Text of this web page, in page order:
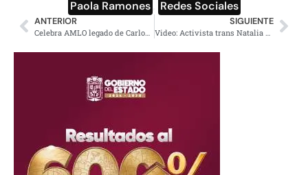
Paola Ramones Redes Sociales
ANTERIOR SIGUIENTE